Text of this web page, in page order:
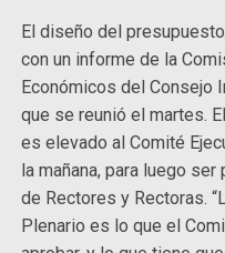
El diseño del
con un informe de la
Económicos del Consejo
que se reunió el martes.
es elevado al Comité
la mañana, para luego
de Rectores y Rectoras.
Plenario es lo que el